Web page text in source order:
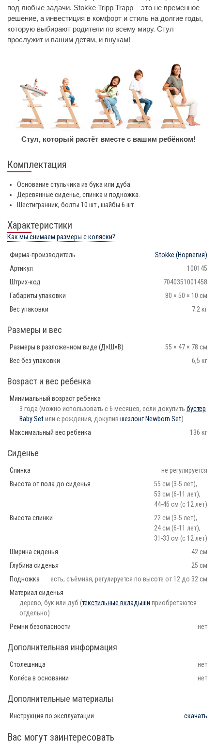
под любые задачи. Stokke Tripp Trapp – это не временное
решение, а инвестиция в комфорт и стиль на долгие годы,
которую выбирают родители по всему миру. Стул
прослужит и вашим детям, и внукам!
Стул, который растёт вместе с вашим ребёнком!
Комплектация
Основание стульчика из бука или дуба.
Деревянные сиденье, спинка и подножка.
Шестигранник, болты 10 шт., шайбы 6 шт.
Характеристики
Как мы снимаем размеры с коляски?
Фирма-производитель Stokke (Норвегия)
Артикул
100145
Штрих-код
7040351001458
Габариты упаковки
80 × 50 × 10 см
Вес упаковки
7.2 кг
Размеры и вес
Размеры в разложенном виде (Д×Ш×В)
55 × 47 × 78 см
Вес без упаковки
6,5 кг
Возраст и вес ребенка
Минимальный возраст ребенка
3 года (можно использовать с 6 месяцев, если докупить бустер
Baby Setили с рождения, докупив шезлонг Newborn Set)
Максимальный вес ребенка
136 кг
Сиденье
Спинка
не регулируется
Высота от пола до сиденья
55 см (3-5 лет),
53 см (6-11 лет),
44-46 см (с 12 лет)
Высота спинки
22 см (3-5 лет),
24 см (6-11 лет),
31-33 см (с 12 лет)
Ширина сиденья
42 см
Глубина сиденья
25 см
Подножка
есть, съёмная, регулируется по высоте от 12 до 32 см
Материал сиденья
дерево, бук или дуб (текстильные вкладыши приобретаются
отдельно)
Ремни безопасности
нет
Дополнительная информация
Столешница
нет
Колёса в основании
нет
Дополнительные материалы
Инструкция по эксплуатации скачать
Вас могут заинтересовать